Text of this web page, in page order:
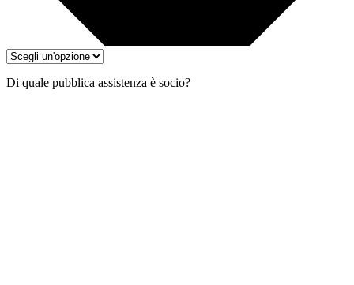
Di quale pubblica assistenza è socio?